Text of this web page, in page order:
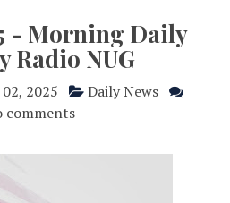
- Morning Daily
Radio NUG
2025
Daily News
comments